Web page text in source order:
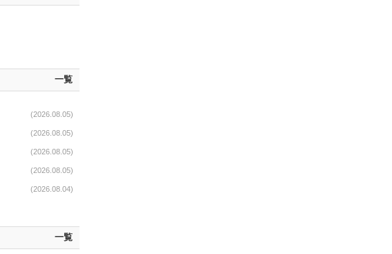
一覧
(2026.08.05)
(2026.08.05)
(2026.08.05)
(2026.08.05)
(2026.08.04)
一覧